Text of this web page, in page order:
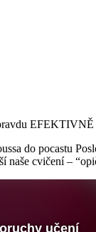
EFEKTIVNĚ
do pocastu
naše cvičení –